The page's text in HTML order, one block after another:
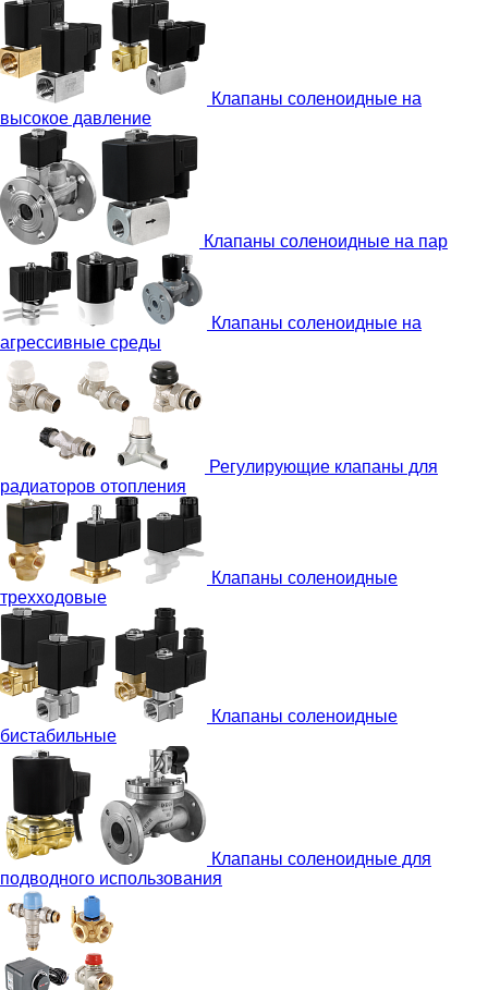
Клапаны соленоидные на
высокое давление
Клапаны соленоидные на пар
Клапаны соленоидные на
агрессивные среды
Регулирующие клапаны для
радиаторов отопления
Клапаны соленоидные
трехходовые
Клапаны соленоидные
бистабильные
Клапаны соленоидные для
подводного использования